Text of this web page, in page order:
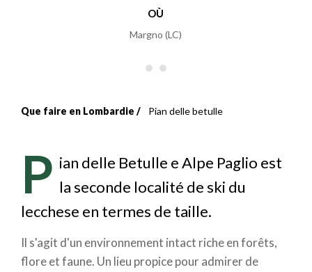
OÙ
Margno (LC)
Fil
d'Ariane
Que faire en Lombardie Pian delle betulle
P ian delle Betulle e Alpe Paglio est
la seconde localité de ski du
lecchese en termes de taille.
Il s'agit d'un environnement intact riche en forêts,
flore et faune. Un lieu propice pour admirer de